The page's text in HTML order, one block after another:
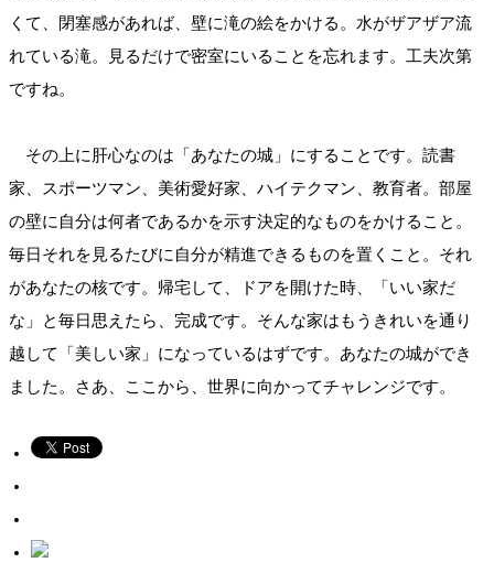
くて、閉塞感があれば、壁に滝の絵をかける。水がザアザア流
れている滝。見るだけで密室にいることを忘れます。工夫次第
ですね。
その上に肝心なのは「あなたの城」にすることです。読書
家、スポーツマン、美術愛好家、ハイテクマン、教育者。部屋
の壁に自分は何者であるかを示す決定的なものをかけること。
毎日それを見るたびに自分が精進できるものを置くこと。それ
があなたの核です。帰宅して、ドアを開けた時、「いい家だ
な」と毎日思えたら、完成です。そんな家はもうきれいを通り
越して「美しい家」になっているはずです。あなたの城ができ
ました。さあ、ここから、世界に向かってチャレンジです。